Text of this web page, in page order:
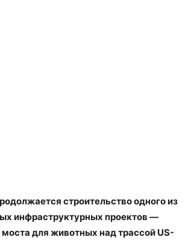
строительство одного из
инфраструктурных проектов —
моста для животных над трассой US-